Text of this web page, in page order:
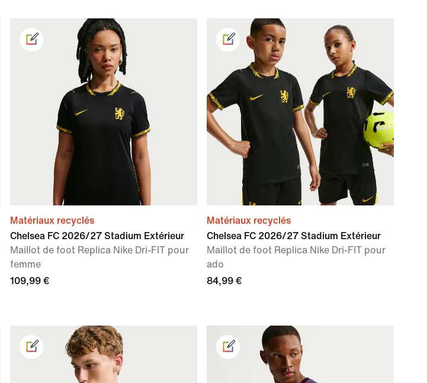
Matériaux recyclés
Chelsea FC 2026/27 Stadium Extérieur
Maillot de foot Replica Nike Dri-FIT pour
femme
109,99 €
Matériaux recyclés
Chelsea FC 2026/27 Stadium Extérieur
Maillot de foot Replica Nike Dri-FIT pour
ado
84,99 €